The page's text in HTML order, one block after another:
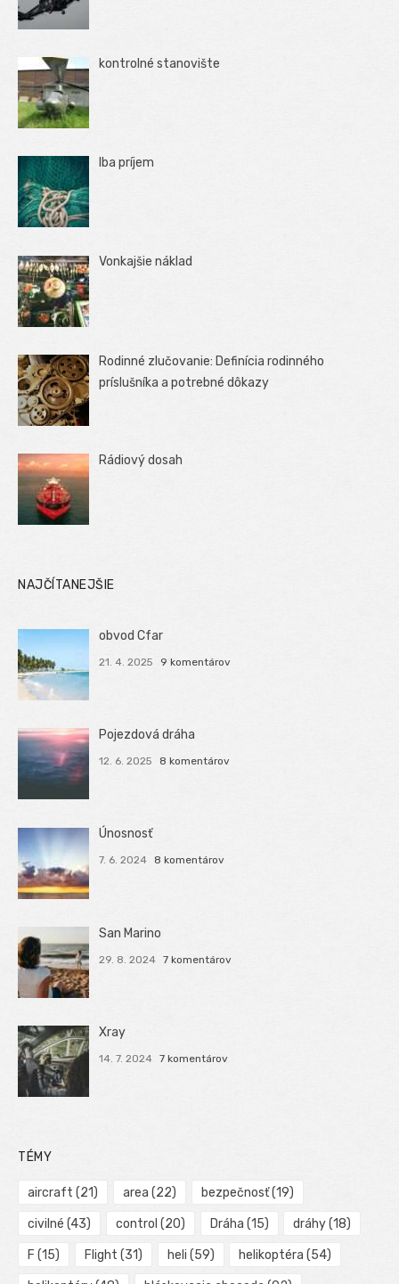
kontrolné stanovište
Iba príjem
Vonkajšie náklad
Rodinné zlučovanie: Definícia rodinného
príslušníka a potrebné dôkazy
Rádiový dosah
NAJČÍTANEJŠIE
obvod Cfar
21. 4. 2025 9 komentárov
Pojezdová dráha
12. 6. 2025 8 komentárov
Únosnosť
7. 6. 2024 8 komentárov
San Marino
29. 8. 2024 7 komentárov
Xray
14. 7. 2024 7 komentárov
TÉMY
aircraft (21) area (22) bezpečnosť(19)
civilné (43) control (20) Dráha (15) dráhy(18)
F (15) Flight (31) heli (59) helikoptéra (54)